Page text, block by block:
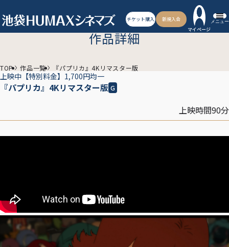
チケット購入
新規入会
マイページ
メニュー
作品詳細
TOP 作品一覧 『パプリカ』4Kリマスター版
上映中 【特別料金】1,700円均一
『パプリカ』4Kリマスター版 G
上映時間90分